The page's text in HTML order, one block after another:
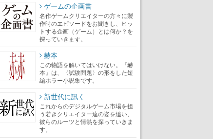
ゲームの企画書
名作ゲームクリエイターの方々に製
作時のエピソードをお聞きし、ヒッ
トする企画（ゲーム）とは何か？を
探っていきます。
赫本
この物語を解いてはいけない。『赫
本』は、〈試験問題〉の形をした短
編ホラー小説集です。
新世代に訊く
これからのデジタルゲーム市場を担
う若きクリエイター達の姿を追い、
彼らのルーツと情熱を探っていきま
す。